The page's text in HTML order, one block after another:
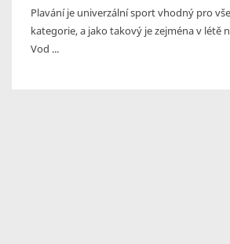
Plavání je univerzální sport vhodný pro
kategorie, a jako takový je zejména v létě
Vod ...